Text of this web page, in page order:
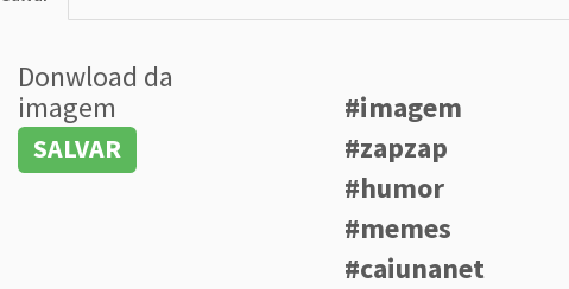
Donwload da
imagem
SALVAR
#imagem
#zapzap
#humor
#memes
#caiunanet